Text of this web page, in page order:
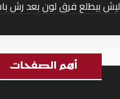
ليش بيطلع فرق لون بعد رش
أهم الصفحات